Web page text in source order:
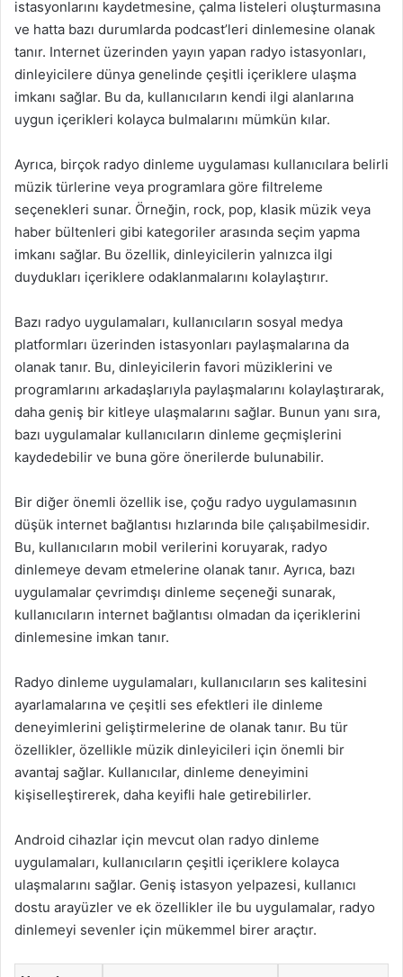
istasyonlarını kaydetmesine, çalma listeleri oluşturmasına
ve hatta bazı durumlarda podcast’leri dinlemesine olanak
tanır. Internet üzerinden yayın yapan radyo istasyonları,
dinleyicilere dünya genelinde çeşitli içeriklere ulaşma
imkanı sağlar. Bu da, kullanıcıların kendi ilgi alanlarına
uygun içerikleri kolayca bulmalarını mümkün kılar.
Ayrıca, birçok radyo dinleme uygulaması kullanıcılara belirli
müzik türlerine veya programlara göre filtreleme
seçenekleri sunar. Örneğin, rock, pop, klasik müzik veya
haber bültenleri gibi kategoriler arasında seçim yapma
imkanı sağlar. Bu özellik, dinleyicilerin yalnızca ilgi
duydukları içeriklere odaklanmalarını kolaylaştırır.
Bazı radyo uygulamaları, kullanıcıların sosyal medya
platformları üzerinden istasyonları paylaşmalarına da
olanak tanır. Bu, dinleyicilerin favori müziklerini ve
programlarını arkadaşlarıyla paylaşmalarını kolaylaştırarak,
daha geniş bir kitleye ulaşmalarını sağlar. Bunun yanı sıra,
bazı uygulamalar kullanıcıların dinleme geçmişlerini
kaydedebilir ve buna göre önerilerde bulunabilir.
Bir diğer önemli özellik ise, çoğu radyo uygulamasının
düşük internet bağlantısı hızlarında bile çalışabilmesidir.
Bu, kullanıcıların mobil verilerini koruyarak, radyo
dinlemeye devam etmelerine olanak tanır. Ayrıca, bazı
uygulamalar çevrimdışı dinleme seçeneği sunarak,
kullanıcıların internet bağlantısı olmadan da içeriklerini
dinlemesine imkan tanır.
Radyo dinleme uygulamaları, kullanıcıların ses kalitesini
ayarlamalarına ve çeşitli ses efektleri ile dinleme
deneyimlerini geliştirmelerine de olanak tanır. Bu tür
özellikler, özellikle müzik dinleyicileri için önemli bir
avantaj sağlar. Kullanıcılar, dinleme deneyimini
kişiselleştirerek, daha keyifli hale getirebilirler.
Android cihazlar için mevcut olan radyo dinleme
uygulamaları, kullanıcıların çeşitli içeriklere kolayca
ulaşmalarını sağlar. Geniş istasyon yelpazesi, kullanıcı
dostu arayüzler ve ek özellikler ile bu uygulamalar, radyo
dinlemeyi sevenler için mükemmel birer araçtır.